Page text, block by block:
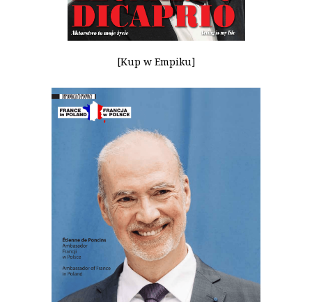
[Kup w Empiku]